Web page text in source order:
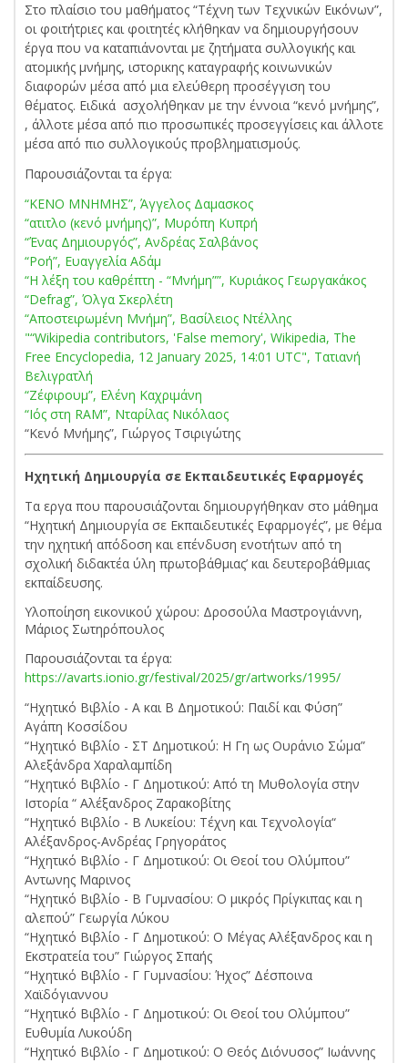
Στο πλαίσιο του μαθήματος “Τέχνη των Τεχνικών Εικόνων”,
οι φοιτήτριες και φοιτητές κλήθηκαν να δημιουργήσουν
έργα που να καταπιάνονται με ζητήματα συλλογικής και
ατομικής μνήμης, ιστορικης καταγραφής κοινωνικών
διαφορών μέσα από μια ελεύθερη προσέγγιση του
θέματος. Ειδικά ασχολήθηκαν με την έννοια “κενό μνήμης”,
, άλλοτε μέσα από πιο προσωπικές προσεγγίσεις και άλλοτε
μέσα από πιο συλλογικούς προβληματισμούς.
Παρουσιάζονται τα έργα:
“ΚΕΝΟ ΜΝΗΜΗΣ”, Άγγελος Δαμασκος
“ατιτλο (κενό μνήμης)”, Μυρόπη Κυπρή
“Ένας Δημιουργός”, Ανδρέας Σαλβάνος
“Ροή”, Ευαγγελία Αδάμ
“Η λέξη του καθρέπτη - “Μνήμη””, Κυριάκος Γεωργακάκος
“Defrag”, Όλγα Σκερλέτη
“Αποστειρωμένη Μνήμη”, Βασίλειος Ντέλλης
"“Wikipedia contributors, 'False memory', Wikipedia, The
Free Encyclopedia, 12 January 2025, 14:01 UTC", Τατιανή
Βελιγρατλή
“Ζέφιρουμ”, Ελένη Καχριμάνη
“Ιός στη RAM”, Νταρίλας Νικόλαος
“Κενό Μνήμης”, Γιώργος Τσιριγώτης
Ηχητική Δημιουργία σε Εκπαιδευτικές Εφαρμογές
Τα εργα που παρουσιάζονται δημιουργήθηκαν στο μάθημα
“Ηχητική Δημιουργία σε Εκπαιδευτικές Εφαρμογές”, με θέμα
την ηχητική απόδοση και επένδυση ενοτήτων από τη
σχολική διδακτέα ύλη πρωτοβάθμιας’ και δευτεροβάθμιας
εκπαίδευσης.
Υλοποίηση εικονικού χώρου: Δροσούλα Μαστρογιάννη,
Μάριος Σωτηρόπουλος
Παρουσιάζονται τα έργα:
https://avarts.ionio.gr/festival/2025/gr/artworks/1995/
“Ηχητικό Βιβλίο - A και Β Δημοτικού: Παιδί και Φύση”
Αγάπη Κοσσίδου
“Ηχητικό Βιβλίο - ΣΤ Δημοτικού: Η Γη ως Ουράνιο Σώμα”
Αλεξάνδρα Χαραλαμπίδη
“Ηχητικό Βιβλίο - Γ Δημοτικού: Από τη Μυθολογία στην
Ιστορία “ Αλέξανδρος Ζαρακοβίτης
“Ηχητικό Βιβλίο - Β Λυκείου: Τέχνη και Τεχνολογία“
Αλέξανδρος-Ανδρέας Γρηγοράτος
“Ηχητικό Βιβλίο - Γ Δημοτικού: Οι Θεοί του Ολύμπου”
Αντωνης Μαρινος
“Ηχητικό Βιβλίο - Β Γυμνασίου: Ο μικρός Πρίγκιπας και η
αλεπού” Γεωργία Λύκου
“Ηχητικό Βιβλίο - Γ Δημοτικού: Ο Μέγας Αλέξανδρος και η
Εκστρατεία του” Γιώργος Σπαής
“Ηχητικό Βιβλίο - Γ Γυμνασίου: Ήχος” Δέσποινα
Χαϊδόγιαννου
“Ηχητικό Βιβλίο - Γ Δημοτικού: Οι Θεοί του Ολύμπου”
Ευθυμία Λυκούδη
“Ηχητικό Βιβλίο - Γ Δημοτικού: Ο Θεός Διόνυσος” Ιωάννης